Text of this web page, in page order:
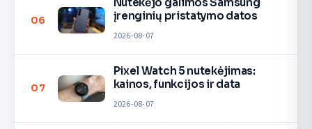
06
įrenginių pristatymo datos
2026-08-07
07
Pixel Watch 5 nutekėjimas:
kainos, funkcijos ir data
2026-08-07